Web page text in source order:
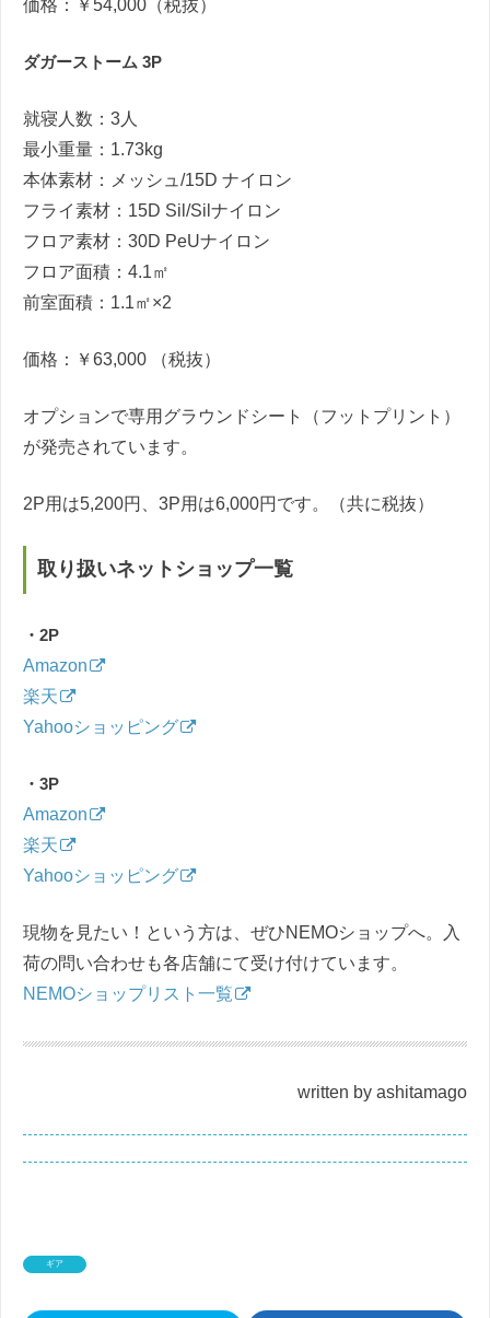
価格：￥54,000（税抜）
ダガーストーム 3P
就寝人数：3人
最小重量：1.73kg
本体素材：メッシュ/15D ナイロン
フライ素材：15D Sil/Silナイロン
フロア素材：30D PeUナイロン
フロア面積：4.1㎡
前室面積：1.1㎡×2
価格：￥63,000 （税抜）
オプションで専用グラウンドシート（フットプリント）
が発売されています。
2P用は5,200円、3P用は6,000円です。（共に税抜）
取り扱いネットショップ一覧
・2P
Amazon
楽天
Yahooショッピング
・3P
Amazon
楽天
Yahooショッピング
現物を見たい！という方は、ぜひNEMOショップへ。入
荷の問い合わせも各店舗にて受け付けています。
NEMOショップリスト一覧
written by ashitamago
ギア